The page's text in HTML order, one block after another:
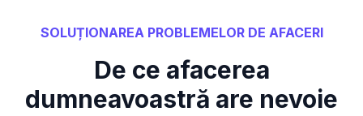
SOLUȚIONAREA PROBLEMELOR DE AFACERI
De ce afacerea
dumneavoastră are nevoie